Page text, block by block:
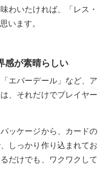
わいたければ、「レス・
います。
感が素晴らしい
エバーデール」など、ア
、それだけでプレイヤー
ッケージから、カードの
しっかり作り込まれてお
だけでも、ワクワクして